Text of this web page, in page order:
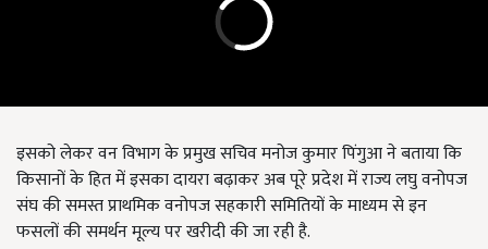
इसको लेकर वन विभाग के प्रमुख सचिव मनोज कुमार पिंगुआ ने बताया कि
किसानों के हित में इसका दायरा बढ़ाकर अब पूरे प्रदेश में राज्य लघु वनोपज
संघ की समस्त प्राथमिक वनोपज सहकारी समितियों के माध्यम से इन
फसलों की समर्थन मूल्य पर खरीदी की जा रही है.